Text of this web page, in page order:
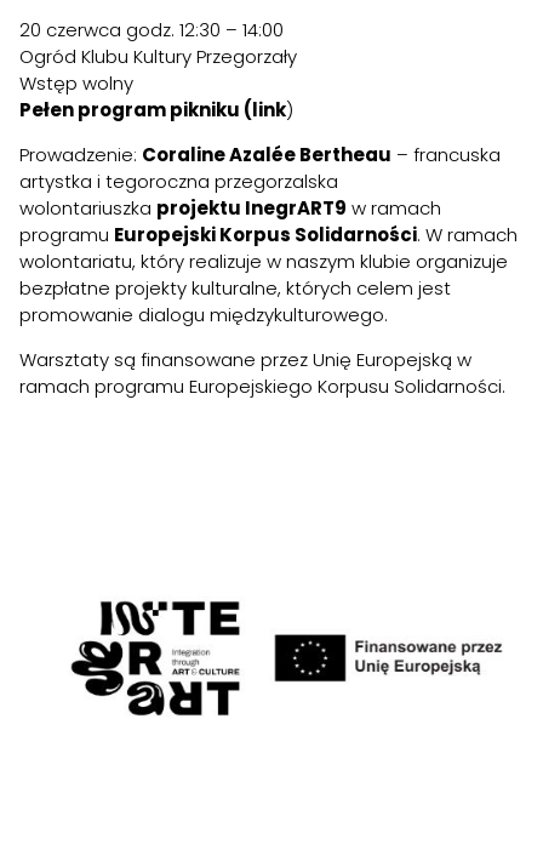
20 czerwca godz. 12:30 – 14:00
Ogród Klubu Kultury Przegorzały
Wstęp wolny
Pełen program pikniku (link)
Prowadzenie: Coraline Azalée Bertheau – francuska
artystka i tegoroczna przegorzalska
wolontariuszka projektu InegrART9 w ramach
programu Europejski Korpus Solidarności. W ramach
wolontariatu, który realizuje w naszym klubie organizuje
bezpłatne projekty kulturalne, których celem jest
promowanie dialogu międzykulturowego.
Warsztaty są finansowane przez Unię Europejską w
ramach programu Europejskiego Korpusu Solidarności.